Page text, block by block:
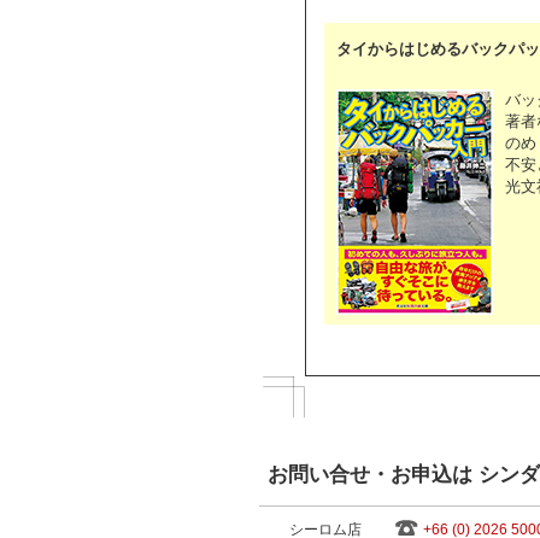
タイからはじめるバックパ
バッ
著者
のめ
不安
光文
お問い合せ・お申込は シン
シーロム店 +66 (0) 2026